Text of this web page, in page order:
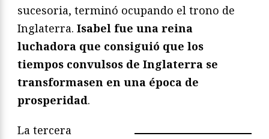
sucesoria, terminó ocupando el trono de
Inglaterra. Isabel fue una reina
luchadora que consiguió que los
tiempos convulsos de Inglaterra se
transformasen en una época de
prosperidad.
La tercera